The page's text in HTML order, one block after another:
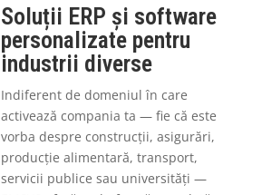
Soluții ERP și software
personalizate pentru
industrii diverse
Indiferent de domeniul în care
activează compania ta — fie că este
vorba despre construcții, asigurări,
producție alimentară, transport,
servicii publice sau universități —